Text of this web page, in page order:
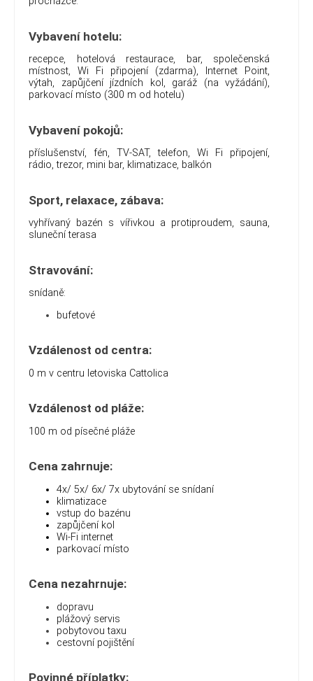
Vybavení hotelu:
recepce, hotelová restaurace, bar, společenská
místnost, Wi Fi připojení (zdarma), Internet Point,
výtah, zapůjčení jízdních kol, garáž (na vyžádání),
parkovací místo (300 m od hotelu)
Vybavení pokojů:
příslušenství, fén, TV-SAT, telefon, Wi Fi připojení,
rádio, trezor, mini bar, klimatizace, balkón
Sport, relaxace, zábava:
vyhřívaný bazén s vířivkou a protiproudem, sauna,
sluneční terasa
Stravování:
snídaně:
bufetové
Vzdálenost od centra:
0 m v centru letoviska Cattolica
Vzdálenost od pláže:
100 m od písečné pláže
Cena zahrnuje:
4x/ 5x/ 6x/ 7x ubytování se snídaní
klimatizace
vstup do bazénu
zapůjčení kol
Wi-Fi internet
parkovací místo
Cena nezahrnuje:
dopravu
plážový servis
pobytovou taxu
cestovní pojištění
Povinné příplatky: